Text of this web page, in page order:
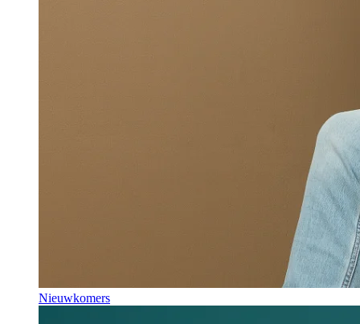
Nieuwkomers